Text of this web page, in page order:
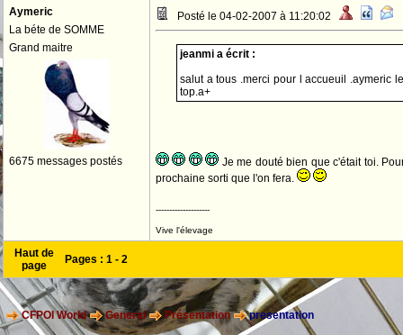
Aymeric
La béte de SOMME
Grand maitre
6675 messages postés
Posté le 04-02-2007 à 11:20:02
jeanmi a écrit :
salut a tous .merci pour l accueuil .aymeric
top.a+
Je me douté bien que c'était toi.
prochaine sorti que l'on fera.
--------------------
Vive l'élevage
Haut de
page
Pages : 1 - 2
CFPOI World General Présentation presentation